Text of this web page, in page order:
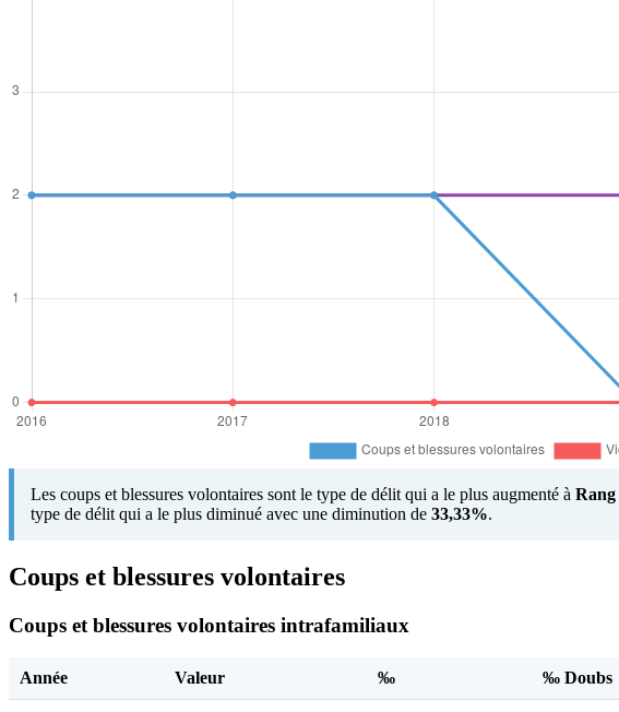
Les coups et blessures volontaires sont le type de délit qui a le plus augmenté à Rang
type de délit qui a le plus diminué avec une diminution de 33,33%.
Coups et blessures volontaires
Coups et blessures volontaires intrafamiliaux
Année Valeur ‰ ‰ Doubs